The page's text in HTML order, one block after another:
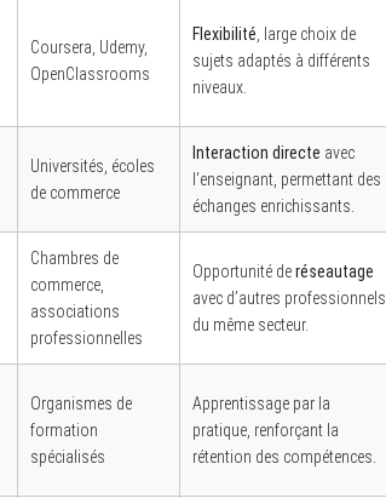
Coursera, Udemy,
OpenClassrooms
Flexibilité , large choix de
sujets adaptés à différents
niveaux.
Universités, écoles
de commerce
Interaction directe avec
l’enseignant, permettant des
échanges enrichissants.
Chambres de
commerce,
associations
professionnelles
Opportunité deréseautage
avec d’autres professionnels
du même secteur.
Organismes de
formation
spécialisés
Apprentissage par la
pratique, renforçant la
rétention des compétences.